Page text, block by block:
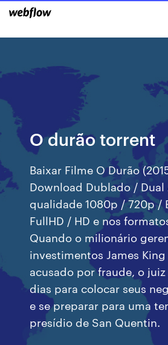
O durão torrent
Baixar Filme O Durão
Download Dublado /
qualidade 1080p / 720p /
FullHD / HD e nos
Quando o milionário
investimentos James King
acusado por fraude, o
dias para colocar seus
e se preparar para uma
presídio de San Quentin.